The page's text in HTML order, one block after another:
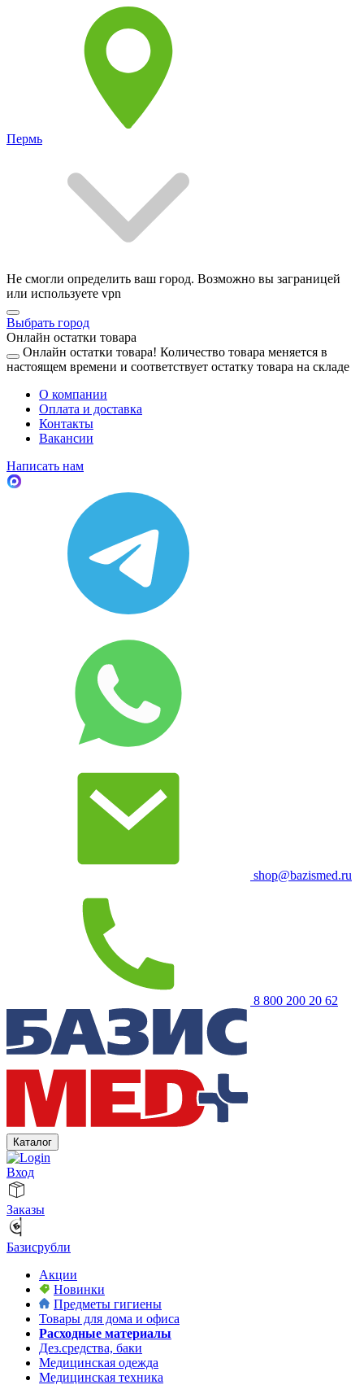
Пермь
Не смогли определить ваш город. Возможно вы заграницей
или используете vpn
Выбрать город
Онлайн остатки товара
Онлайн остатки товара! Количество товара меняется в
настоящем времени и соответствует остатку товара на складе
О компании
Оплата и доставка
Контакты
Вакансии
Написать нам
shop@bazismed.ru
8 800 200 20 62
Каталог
Вход
Заказы
Базисрубли
Акции
Новинки
Предметы гигиены
Товары для дома и офиса
Расходные материалы
Дез.средства, баки
Медицинская одежда
Медицинская техника